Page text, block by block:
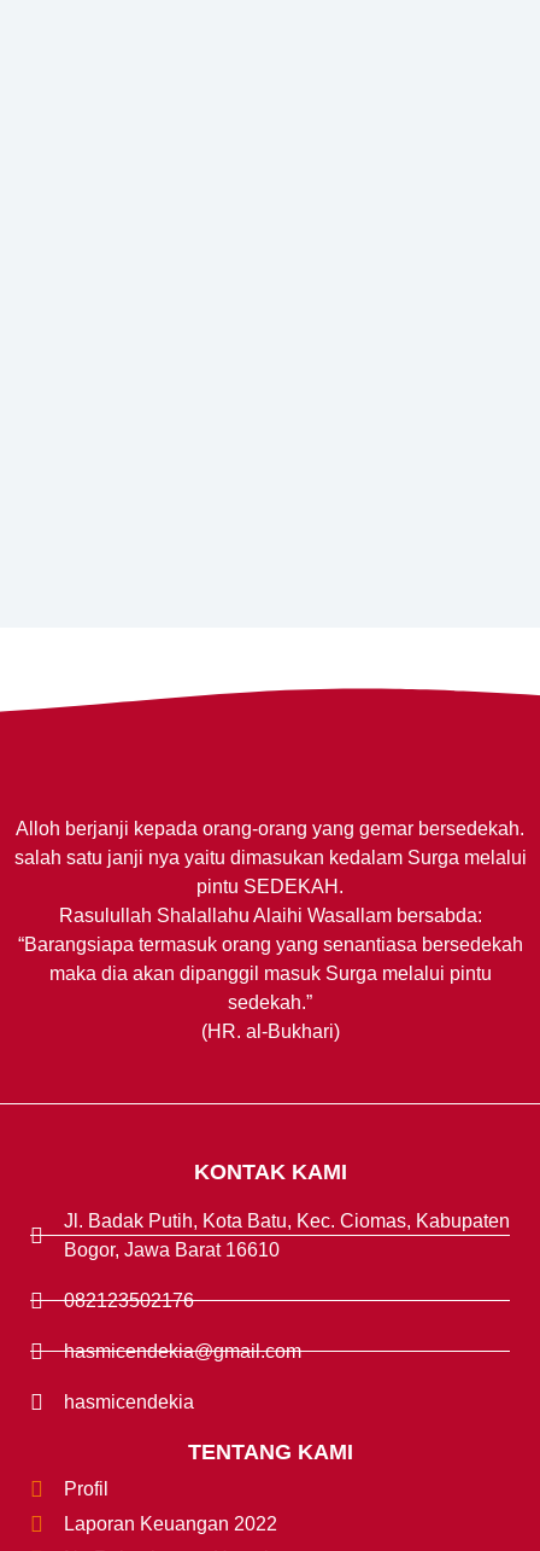
Alloh berjanji kepada orang-orang yang gemar bersedekah.
salah satu janji nya yaitu dimasukan kedalam Surga melalui
pintu SEDEKAH.
Rasulullah Shalallahu Alaihi Wasallam bersabda:
“Barangsiapa termasuk orang yang senantiasa bersedekah
maka dia akan dipanggil masuk Surga melalui pintu
sedekah.”
(HR. al-Bukhari)
KONTAK KAMI
Jl. Badak Putih, Kota Batu, Kec. Ciomas, Kabupaten
Bogor, Jawa Barat 16610
082123502176
hasmicendekia@gmail.com
hasmicendekia
TENTANG KAMI
Profil
Laporan Keuangan 2022